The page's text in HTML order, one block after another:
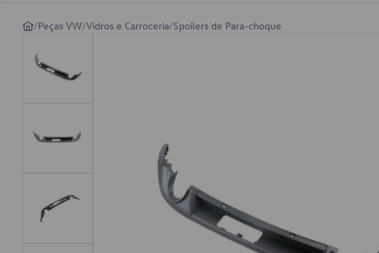
/Peças VW/Vidros e Carroceria/Spoilers de Para-choque